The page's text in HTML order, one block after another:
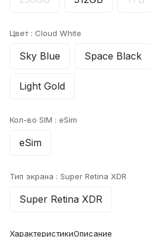
Цвет : Cloud White
Sky Blue Space Black
Light Gold
Кол-во SIM : eSim
eSim
Тип экрана : Super Retina XDR
Super Retina XDR
ХарактеристикиОписание